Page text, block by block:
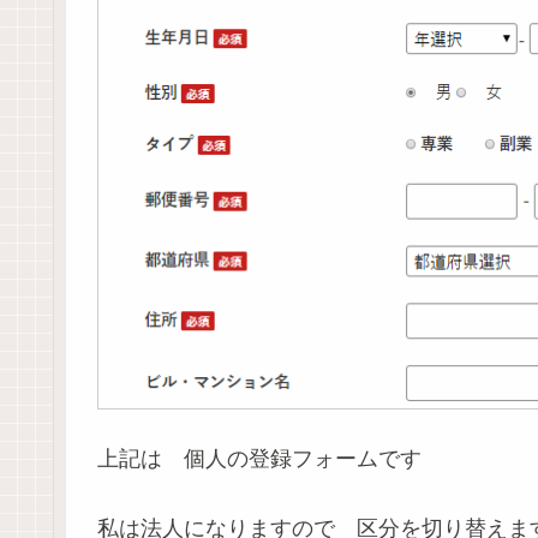
上記は 個人の登録フォームです
私は法人になりますので 区分を切り替えま